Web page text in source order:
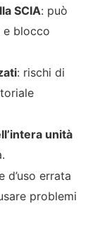
SCIA: può
e blocco
: rischi di
unità
d’uso errata
problemi